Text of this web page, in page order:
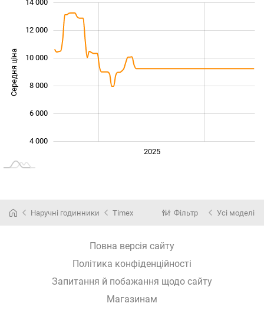
Середня ціна
4 000
6 000
8 000
10 000
12 000
14 000
2025
Наручні годинники Timex Фільтр Усі моделі
Повна версія сайту
Політика конфіденційності
Запитання й побажання щодо сайту
Магазинам